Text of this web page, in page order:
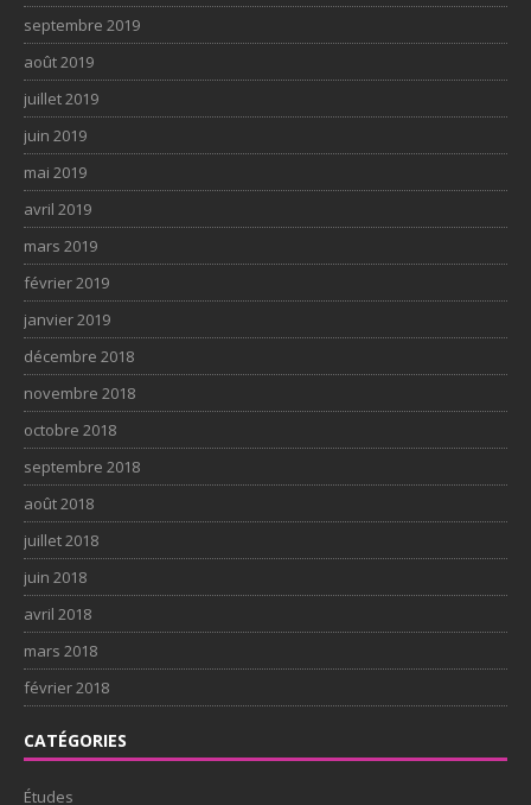
septembre 2019
août 2019
juillet 2019
juin 2019
mai 2019
avril 2019
mars 2019
février 2019
janvier 2019
décembre 2018
novembre 2018
octobre 2018
septembre 2018
août 2018
juillet 2018
juin 2018
avril 2018
mars 2018
février 2018
CATÉGORIES
Études